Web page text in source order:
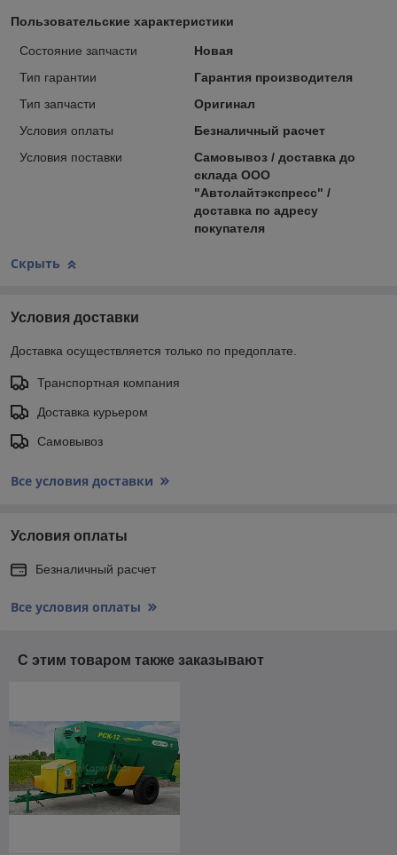
Пользовательские характеристики
Состояние запчасти
Новая
Тип гарантии
Гарантия производителя
Тип запчасти
Оригинал
Условия оплаты
Безналичный расчет
Условия поставки
Самовывоз / доставка до
склада ООО
"Автолайтэкспресс" /
доставка по адресу
покупателя
Скрыть
Условия доставки
Доставка осуществляется только по предоплате.
Транспортная компания
Доставка курьером
Самовывоз
Все условия доставки
Условия оплаты
Безналичный расчет
Все условия оплаты
С этим товаром также заказывают